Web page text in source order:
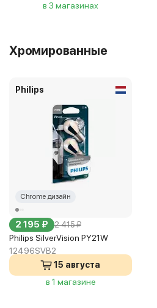
в 3 магазинах
Хромированные
Philips
Chrome дизайн
2 195 ₽ 2 415 ₽
Philips SilverVision PY21W
12496SVB2
15 августа
в 1 магазине